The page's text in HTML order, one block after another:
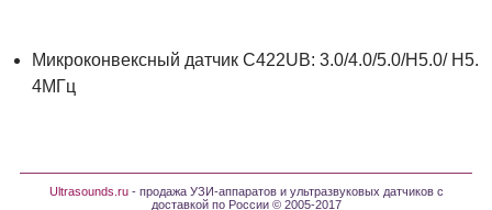
Микроконвексный датчик C422UB: 3.0/4.0/5.0/H5.0/ H5.
4МГц
Ultrasounds.ru- продажа УЗИ-аппаратов и ультразвуковых датчиков с
доставкой по России © 2005-2017